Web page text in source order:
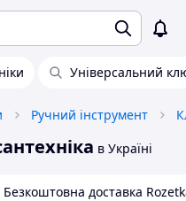
Універсальний
Ручний інструмент
в Україні
Безкоштовна доставка